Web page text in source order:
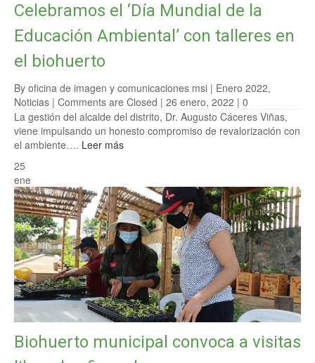
Celebramos el ‘Día Mundial de la
Educación Ambiental’ con talleres en
el biohuerto
By oficina de imagen y comunicaciones msi | Enero 2022,
Noticias | Comments are Closed | 26 enero, 2022 | 0
La gestión del alcalde del distrito, Dr. Augusto Cáceres Viñas,
viene impulsando un honesto compromiso de revalorización con
el ambiente…. Leer más
25
ene
Biohuerto municipal convoca a visitas